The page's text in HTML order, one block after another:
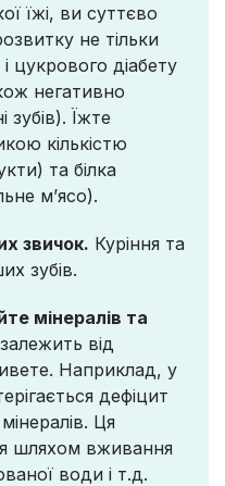
їжі, ви суттєво
не тільки
цукрового діабету
негативно
зубів). Їжте
кількістю
та білка
м’ясо).
звичок. Куріння та
зубів.
мінералів та
від
Наприклад, у
дефіцит
Ця
шляхом вживання
води і т.д.